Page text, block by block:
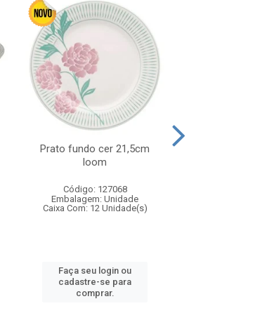
Prato fundo cer 21,5cm
loom
Código: 127068
Embalagem: Unidade
Caixa Com: 12 Unidade(s)
Faça seu login ou
cadastre-se para
comprar.